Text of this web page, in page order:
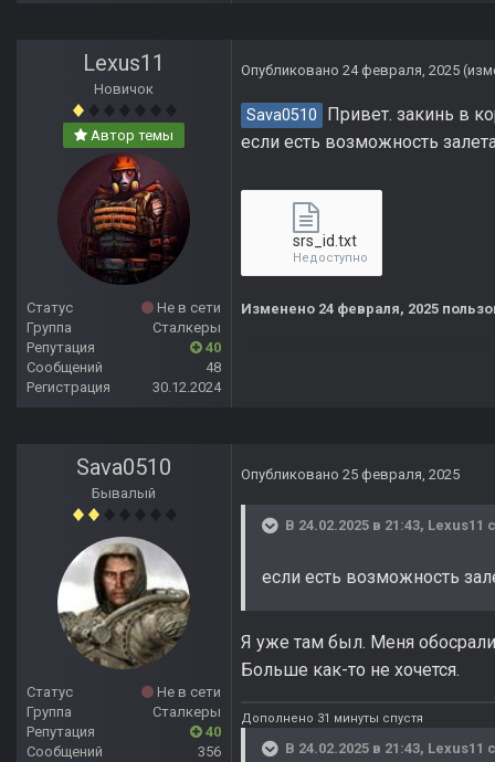
Lexus11
Новичок
Автор темы
Статус
Не в сети
Группа
Сталкеры
Репутация
40
Сообщений
48
Регистрация
30.12.2024
Опубликовано 24 февраля, 2025
Sava0510
Привет. закинь в
если есть возможность
srs_id.txt
Недоступно
Изменено 24 февраля, 2025
Sava0510
Бывалый
Статус
Не в сети
Группа
Сталкеры
Репутация
40
Сообщений
356
Опубликовано 25 февраля, 2025
В 24.02.2025 в 21:43, Lexus11
если есть возможность
Я уже там был. Меня
Больше как-то не хочется.
Дополнено 31 минуты спустя
В 24.02.2025 в 21:43, Lexus11